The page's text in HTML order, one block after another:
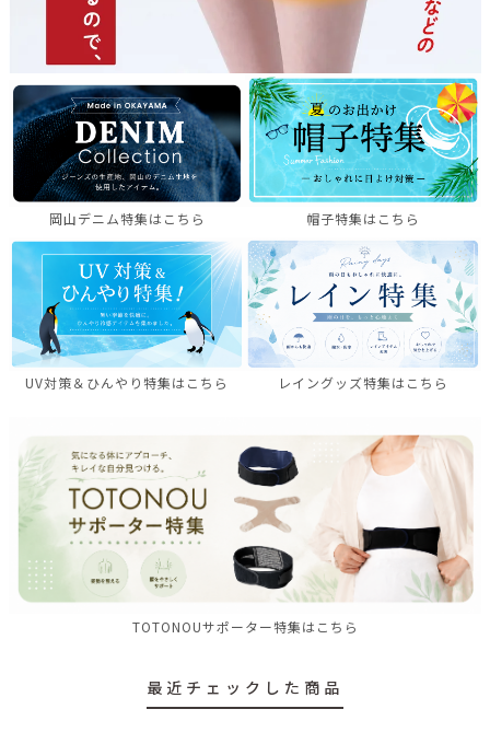
岡山デニム特集はこちら 帽子特集はこちら
UV対策＆ひんやり特集はこちら レイングッズ特集はこちら
TOTONOUサポーター特集はこちら
最近チェックした商品